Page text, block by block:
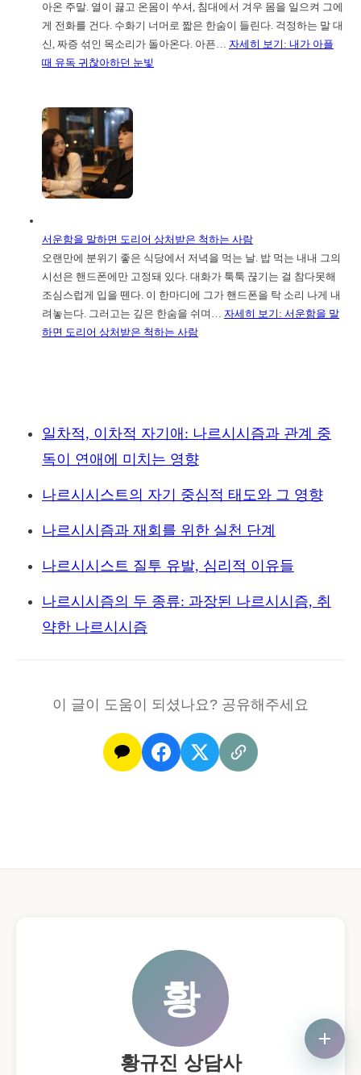
아온 주말. 열이 끓고 온몸이 쑤셔, 침대에서 겨우 몸을 일으켜 그에
게 전화를 건다. 수화기 너머로 짧은 한숨이 들린다. 걱정하는 말 대
신, 짜증 섞인 목소리가 돌아온다. 아픈… 자세히 보기 : 내가 아플
때 유독 귀찮아하던 눈빛
서운함을 말하면 도리어 상처받은 척하는 사람
오랜만에 분위기 좋은 식당에서 저녁을 먹는 날. 밥 먹는 내내 그의
시선은 핸드폰에만 고정돼 있다. 대화가 툭툭 끊기는 걸 참다못해
조심스럽게 입을 뗀다. 이 한마디에 그가 핸드폰을 탁 소리 나게 내
려놓는다. 그러고는 깊은 한숨을 쉬며… 자세히 보기 : 서운함을 말
하면 도리어 상처받은 척하는 사람
일차적, 이차적 자기애: 나르시시즘과 관계 중
독이 연애에 미치는 영향
나르시시스트의 자기 중심적 태도와 그 영향
나르시시즘과 재회를 위한 실천 단계
나르시시스트 질투 유발, 심리적 이유들
나르시시즘의 두 종류: 과장된 나르시시즘, 취
약한 나르시시즘
이 글이 도움이 되셨나요? 공유해주세요
황
황규진 상담사